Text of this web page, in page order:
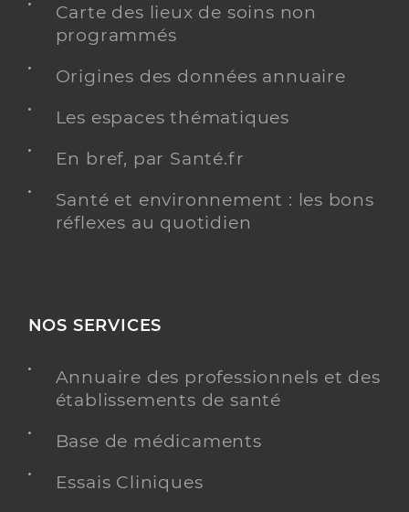
Carte des lieux de soins non
programmés
Origines des données annuaire
Les espaces thématiques
En bref, par Santé.fr
Santé et environnement : les bons
réflexes au quotidien
NOS SERVICES
Annuaire des professionnels et des
établissements de santé
Base de médicaments
Essais Cliniques